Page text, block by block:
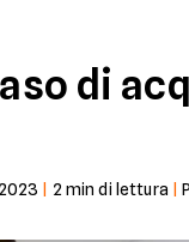
di
2 min di lettura |